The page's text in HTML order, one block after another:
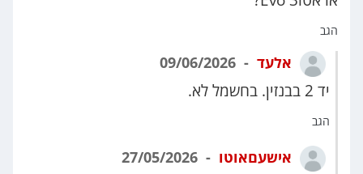
הגב
אלעד
יד 2 בבנזין. בחשמל לא.
הגב
אישעםאוטו